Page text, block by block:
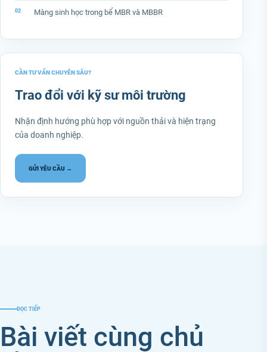
Màng sinh học trong bể MBR và MBBR
CẦN TƯ VẤN CHUYÊN SÂU?
Trao đổi với kỹ sư môi trường
Nhận định hướng phù hợp với nguồn thải và hiện trạng
của doanh nghiệp.
GỬI YÊU CẦU →
ĐỌC TIẾP
Bài viết cùng chủ